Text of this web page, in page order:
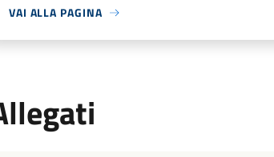
VAI ALLA PAGINA